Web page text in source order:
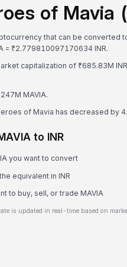
of Mavia
that can be converted
= ₹2.779810097170634 INR.
capitalization of ₹685.83M
MAVIA.
of Mavia has decreased by
to INR
you want to convert
equivalent in INR
to buy, sell, or trade MAVIA
is updated in real-time based on